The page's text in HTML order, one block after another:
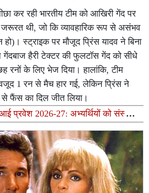
कर रही भारतीय टीम को आखिरी गेंद पर
थी, जो कि व्यावहारिक रूप से असंभव
हो)। स्ट्राइक पर मौजूद प्रिंस यादव ने बिना
हैरी टेक्टर की फुलटॉस गेंद को सीधे
रनों के लिए भेज दिया। हालांकि, टीम
1 रन से मैच हार गई, लेकिन प्रिंस ने
से फैंस का दिल जीत लिया।
प्रवेश 2026-27: अभ्यर्थियों को संस्थान
अवसर, 9 से 12 अगस्त तक खुला